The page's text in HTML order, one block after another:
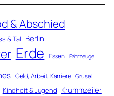
& Abschied
& Tal Berlin
Erde Essen Fahrzeuge
Geld, Arbeit, Karriere Grusel
Kindheit & Jugend Krummzeiler